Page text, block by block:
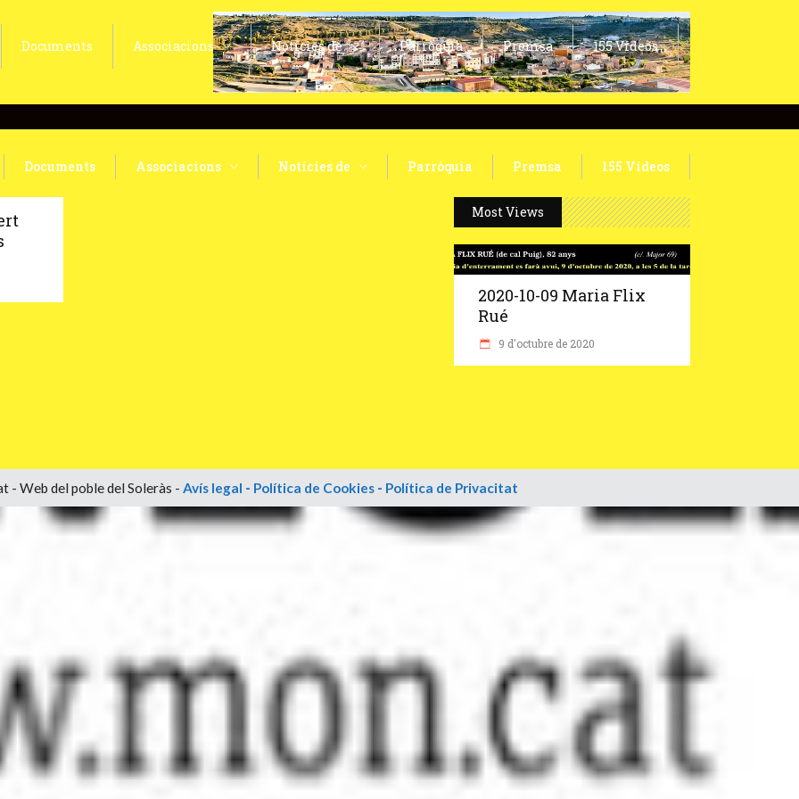
Documents Associacions Notícies de Parròquia Premsa 155 Vídeos
Documents Associacions Notícies de Parròquia Premsa 155 Vídeos
Most Views
2020-10-09 Maria Flix
Rué
9 d'octubre de 2020
- Web del poble del Soleràs - Avís legal - Política de Cookies- Política de Privacitat